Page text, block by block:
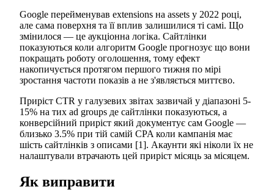
Google перейменував extensions на assets у 2022 році,
але сама поверхня та її вплив залишилися ті самі. Що
змінилося — це аукціонна логіка. Сайтлінки
показуються коли алгоритм Google прогнозує що вони
покращать роботу оголошення, тому ефект
накопичується протягом першого тижня по мірі
зростання частоти показів а не з'являється миттєво.
Приріст CTR у галузевих звітах зазвичай у діапазоні 5-
15% на тих ad groups де сайтлінки показуються, а
конверсійний приріст який документує сам Google —
близько 3.5% при тій самій CPA коли кампанія має
шість сайтлінків з описами [1]. Акаунти які ніколи їх не
налаштували втрачають цей приріст місяць за місяцем.
Як виправити